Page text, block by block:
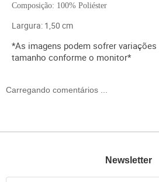
Composição: 100% Poliéster
Largura: 1,50 cm
*As imagens podem sofrer
tamanho conforme o monitor*
Carregando comentários ...
Newsletter